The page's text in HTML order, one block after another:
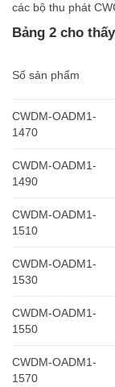
các bộ thu phát
Bảng 2 cho
Số sản phẩm
CWDM-OADM1-
1470
CWDM-OADM1-
1490
CWDM-OADM1-
1510
CWDM-OADM1-
1530
CWDM-OADM1-
1550
CWDM-OADM1-
1570